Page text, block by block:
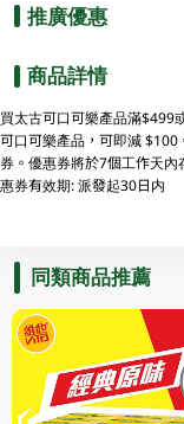
推廣優惠
商品詳情
買太古可口可樂產品滿$499
可口可樂產品，可即減
券。優惠券將於7個工作天
惠券有效期: 派發起30日内
同類商品推薦